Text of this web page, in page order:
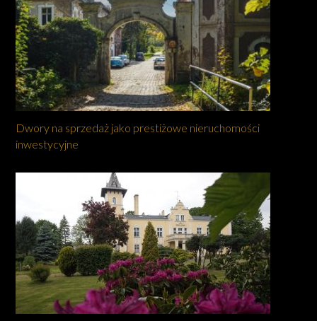
Dwory na sprzedaż jako prestiżowe nieruchomości
inwestycyjne